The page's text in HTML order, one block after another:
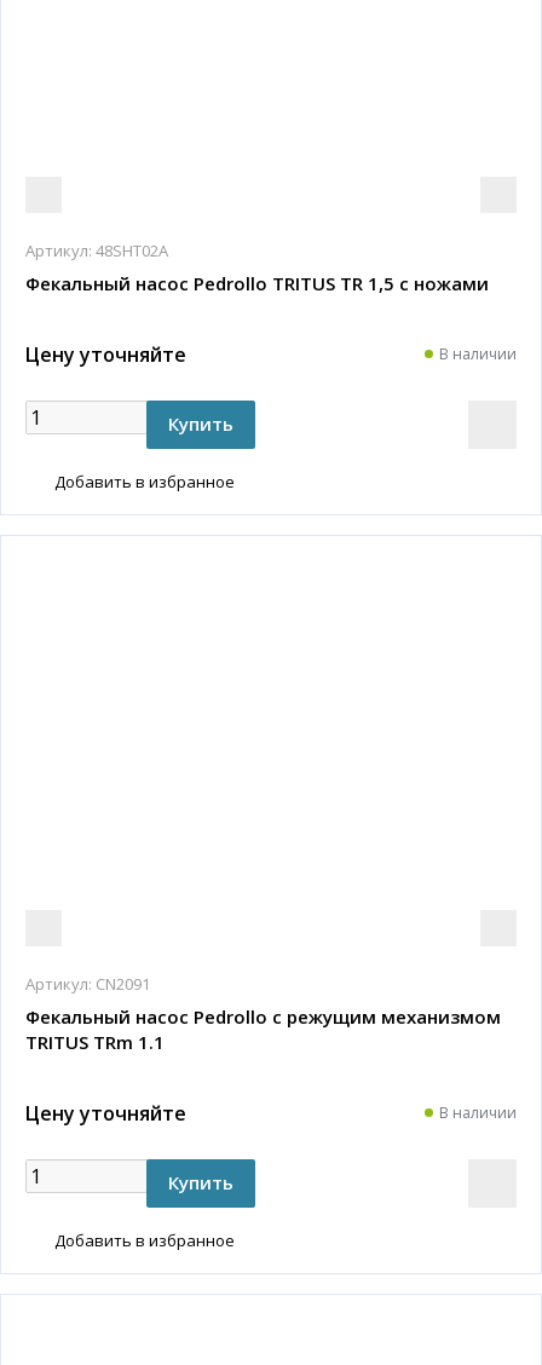
Артикул: 48SHT02A
Фекальный насос Pedrollo TRITUS TR 1,5 с ножами
Цену уточняйте В наличии
Добавить в избранное
Артикул: CN2091
Фекальный насос Pedrollo с режущим механизмом
TRITUS TRm 1.1
Цену уточняйте В наличии
Добавить в избранное